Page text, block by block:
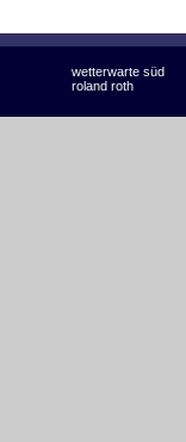
wetterwarte süd
roland roth